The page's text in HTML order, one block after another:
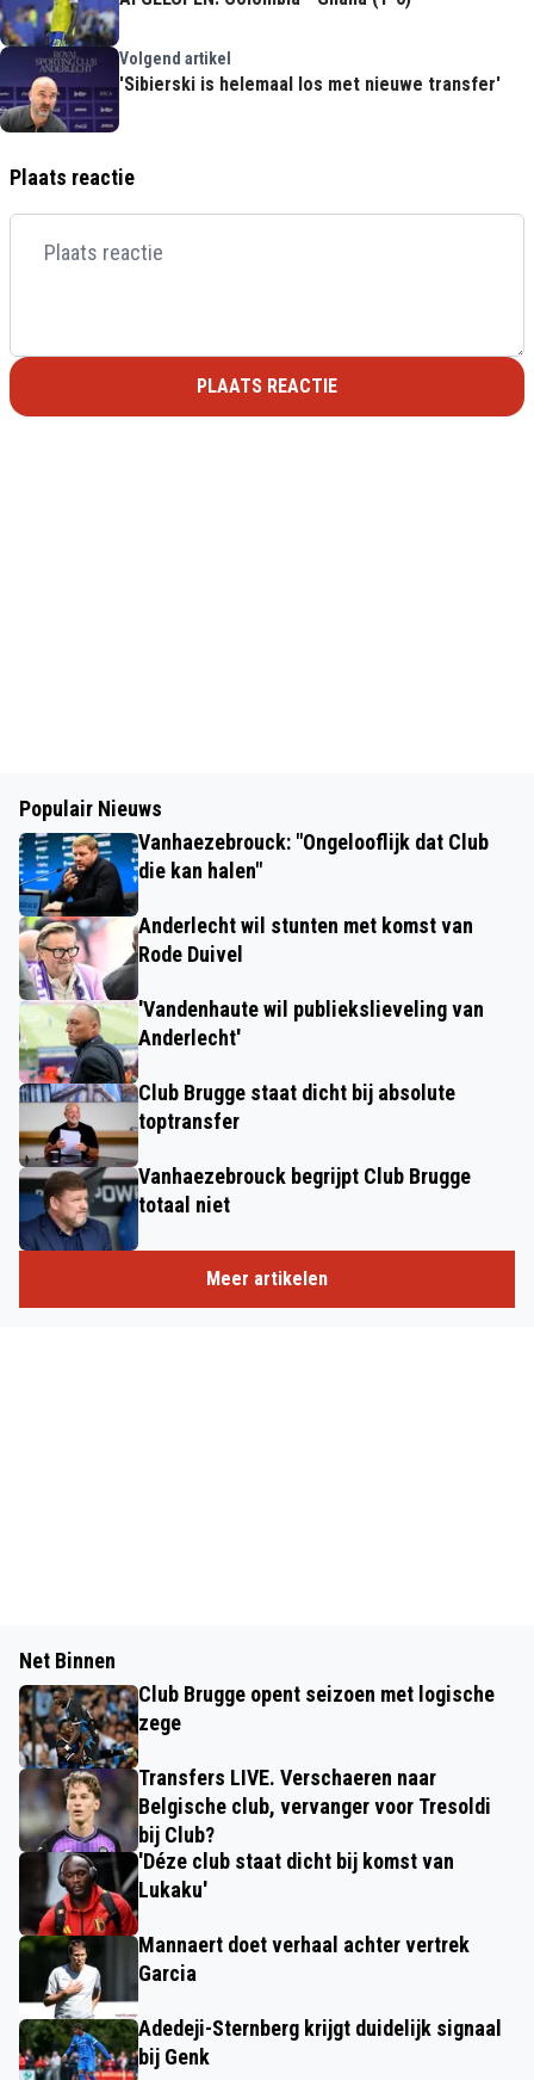
Volgend artikel
'Sibierski is helemaal los met nieuwe transfer'
Plaats reactie
PLAATS REACTIE
Populair Nieuws
Vanhaezebrouck: "Ongelooflijk dat Club
die kan halen"
Anderlecht wil stunten met komst van
Rode Duivel
'Vandenhaute wil publiekslieveling van
Anderlecht'
Club Brugge staat dicht bij absolute
toptransfer
Vanhaezebrouck begrijpt Club Brugge
totaal niet
Meer artikelen
Net Binnen
Club Brugge opent seizoen met logische
zege
Transfers LIVE. Verschaeren naar
Belgische club, vervanger voor Tresoldi
bij Club?
'Déze club staat dicht bij komst van
Lukaku'
Mannaert doet verhaal achter vertrek
Garcia
Adedeji-Sternberg krijgt duidelijk signaal
bij Genk